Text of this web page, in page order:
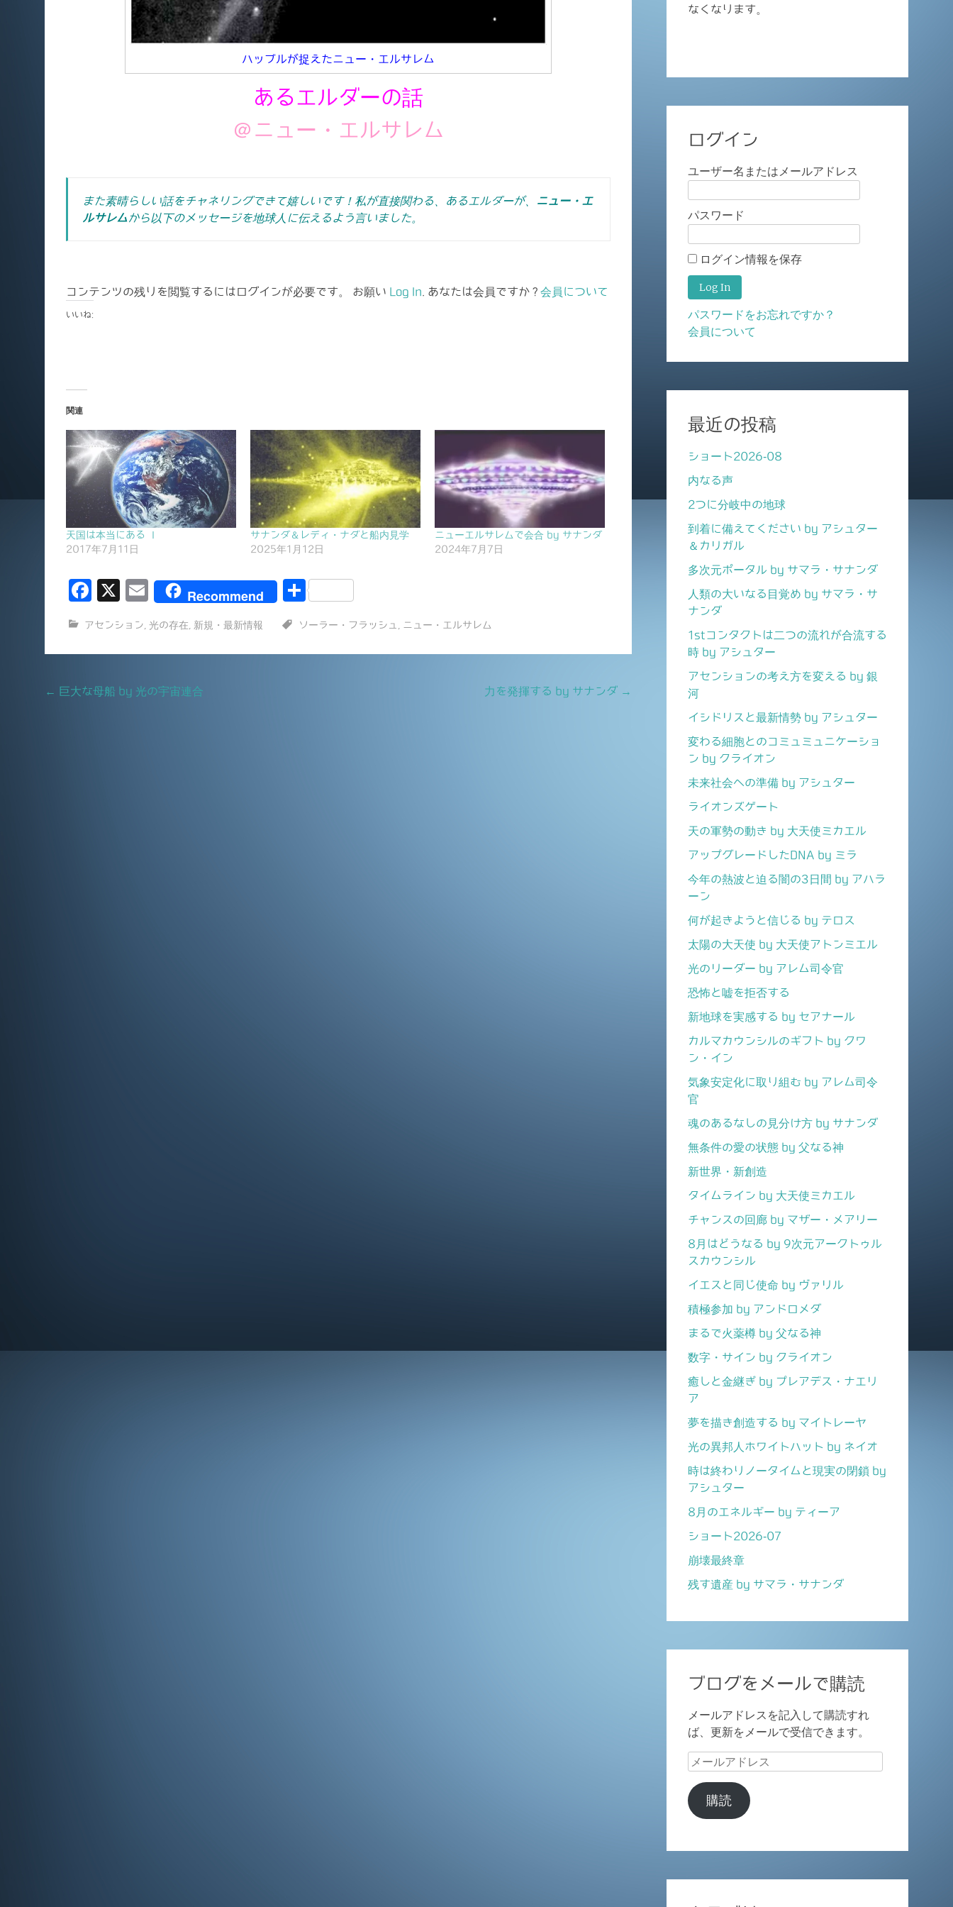
ハッブルが捉えたニュー・エルサレム
あるエルダーの話
＠ニュー・エルサレム
また素晴らしい話をチャネリングできて嬉しいです！私が直接関わる、あるエルダーが、
ニュー・エ
ルサレムから以下のメッセージを地球人に伝えるよう言いました。
コンテンツの残りを閲覧するにはログインが必要です。 お願い Log In . あなたは会員ですか ? 会員について
いいね:
関連
天国は本当にある Ⅰ
2017年7月11日
サナンダ＆レディ・ナダと船内見学
2025年1月12日
ニューエルサレムで会合 by サナンダ
2024年7月7日
F
c
e
b
o
X
E
ai
l
Recommend
共
アセンション 光の存在 新規・最新情報 ソーラー・フラッシュ ニュー・エルサレム
Post
← 巨大な母船 by 光の宇宙連合 力を発揮する by サナンダ →
なくなります。
ログイン
ユーザー名またはメールアドレス
パスワード
ログイン情報を保存
パスワードをお忘れですか？
会員について
最近の投稿
ショート2026-08
内なる声
2つに分岐中の地球
到着に備えてください by アシュター
＆カリガル
多次元ポータル by サマラ・サナンダ
人類の大いなる目覚め by サマラ・サ
ナンダ
1stコンタクトは二つの流れが合流する
時 by アシュター
アセンションの考え方を変える by 銀
河
イシドリスと最新情勢 by アシュター
変わる細胞とのコミュミュニケーショ
ン by クライオン
未来社会への準備 by アシュター
ライオンズゲート
天の軍勢の動き by 大天使ミカエル
アップグレードしたDNA by ミラ
今年の熱波と迫る闇の3日間 by アハラ
ーン
何が起きようと信じる by テロス
太陽の大天使 by 大天使アトンミエル
光のリーダー by アレム司令官
恐怖と嘘を拒否する
新地球を実感する by セアナール
カルマカウンシルのギフト by クワ
ン・イン
気象安定化に取り組む by アレム司令
官
魂のあるなしの見分け方 by サナンダ
無条件の愛の状態 by 父なる神
新世界・新創造
タイムライン by 大天使ミカエル
チャンスの回廊 by マザー・メアリー
8月はどうなる by 9次元アークトゥル
スカウンシル
イエスと同じ使命 by ヴァリル
積極参加 by アンドロメダ
まるで火薬樽 by 父なる神
数字・サイン by クライオン
癒しと金継ぎ by プレアデス・ナエリ
ア
夢を描き創造する by マイトレーヤ
光の異邦人ホワイトハット by ネイオ
時は終わりノータイムと現実の閉鎖 by
アシュター
8月のエネルギー by ティーア
ショート2026-07
崩壊最終章
残す遺産 by サマラ・サナンダ
ブログをメールで購読
メールアドレスを記入して購読すれ
ば、更新をメールで受信できます。
メ
ル
ア
購読